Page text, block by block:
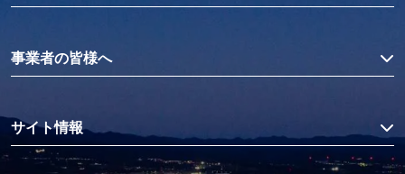
事業者の皆様へ
サイト情報